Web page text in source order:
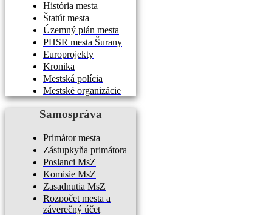
História mesta
Štatút mesta
Územný plán mesta
PHSR mesta Šurany
Europrojekty
Kronika
Mestská polícia
Mestské organizácie
Samospráva
Primátor mesta
Zástupkyňa primátora
Poslanci MsZ
Komisie MsZ
Zasadnutia MsZ
Rozpočet mesta a
záverečný účet